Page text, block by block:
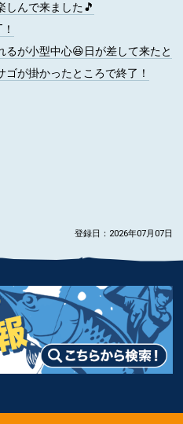
しんで来ました🎵
が小型中心😆日が差して来たと
が掛かったところで終了！
登録日：2026年07月07日